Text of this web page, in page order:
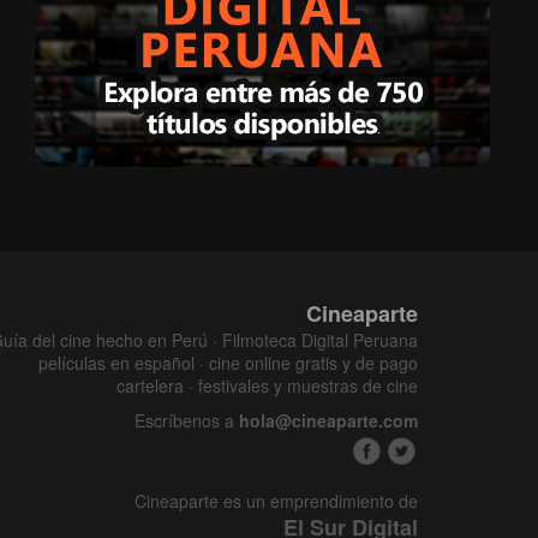
Cineaparte
del cine hecho en Perú · Filmoteca Digital Peruana
películas en español · cine online gratis y de pago
cartelera · festivales y muestras de cine
Escríbenos a hola@cineaparte.com
Cineaparte es un emprendimiento de
El Sur Digital